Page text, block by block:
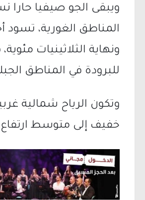
ويبقى الجو صيفيا حارا
المناطق الغورية،
ونهاية الثلاثينيات
للبرودة في المناطق
وتكون الرياح شمالية
خفيف إلى متوسط ارتفاع